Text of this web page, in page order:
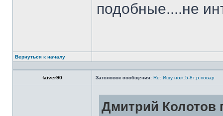
подобные....не
Вернуться к началу
faiver90 Заголовок сообщения: Re: Ищу нож.5-8т.р.повар
Дмитрий Колотов